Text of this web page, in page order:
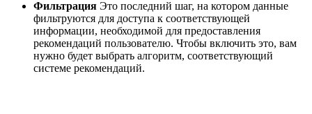
Фильтрация Это последний шаг, на котором данные
фильтруются для доступа к соответствующей
информации, необходимой для предоставления
рекомендаций пользователю. Чтобы включить это, вам
нужно будет выбрать алгоритм, соответствующий
системе рекомендаций.